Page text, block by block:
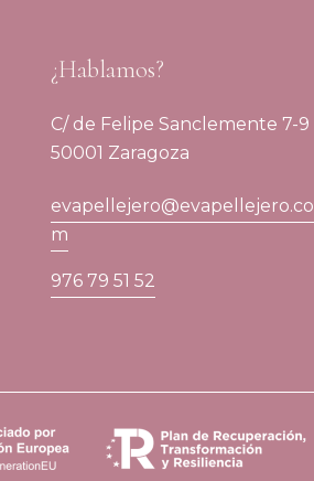
¿Hablamos?
C/ de Felipe Sanclemente 7-9
50001 Zaragoza
evapellejero@evapellejero.co
m
976 79 51 52